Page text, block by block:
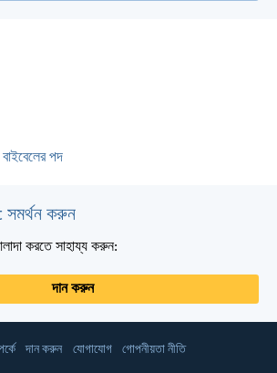
পদ
করুন
করতে সাহায্য করুন:
দান করুন
দান করুন যোগাযোগ গোপনীয়তা নীতি